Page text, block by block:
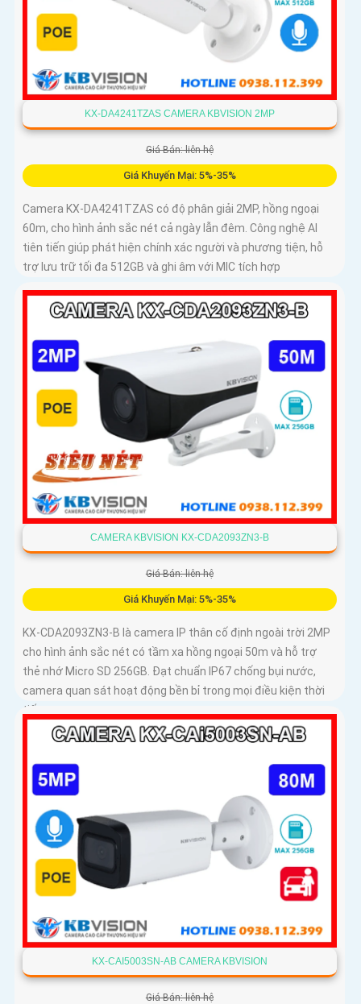
KX-DA4241TZAS CAMERA KBVISION 2MP
Giá Bán: liên hệ
Giá Khuyến Mại: 5%-35%
Camera KX-DA4241TZAS có độ phân giải 2MP, hồng ngoại
60m, cho hình ảnh sắc nét cả ngày lẫn đêm. Công nghệ AI
tiên tiến giúp phát hiện chính xác người và phương tiện, hỗ
trợ lưu trữ tối đa 512GB và ghi âm với MIC tích hợp
CAMERA KBVISION KX-CDA2093ZN3-B
Giá Bán: liên hệ
Giá Khuyến Mại: 5%-35%
KX-CDA2093ZN3-B là camera IP thân cố định ngoài trời 2MP
cho hình ảnh sắc nét có tầm xa hồng ngoại 50m và hỗ trợ
thẻ nhớ Micro SD 256GB. Đạt chuẩn IP67 chống bụi nước,
camera quan sát hoạt động bền bỉ trong mọi điều kiện thời
tiết
KX-CAI5003SN-AB CAMERA KBVISION
Giá Bán: liên hệ